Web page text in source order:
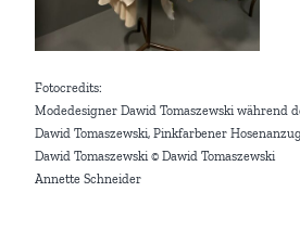
Fotocredits:
Modedesigner Dawid Tomaszewski während
Dawid Tomaszewski, Pinkfarbener
Dawid Tomaszewski © Dawid Tomaszewski
Annette Schneider